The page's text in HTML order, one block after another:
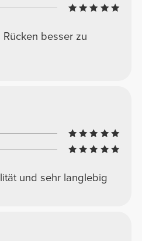
besser zu
und sehr langlebig